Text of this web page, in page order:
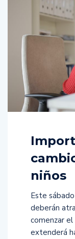
niños
Este
deberán
comenzar
extenderá